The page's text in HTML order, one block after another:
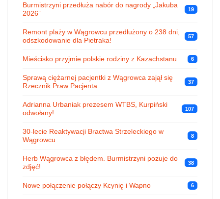
Burmistrzyni przedłuża nabór do nagrody „Jakuba
2026”
19
Remont plaży w Wągrowcu przedłużony o 238 dni,
odszkodowanie dla Pietraka!
57
Mieścisko przyjmie polskie rodziny z Kazachstanu 6
Sprawą ciężarnej pacjentki z Wągrowca zajął się
Rzecznik Praw Pacjenta
37
Adrianna Urbaniak prezesem WTBS, Kurpiński
odwołany!
107
30-lecie Reaktywacji Bractwa Strzeleckiego w
Wągrowcu
8
Herb Wągrowca z błędem. Burmistrzyni pozuje do
zdjęć!
38
Nowe połączenie połączy Kcynię i Wapno 6